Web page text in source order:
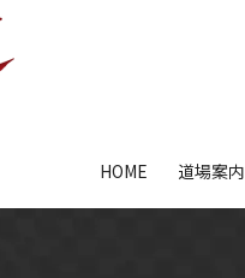
HOME 道場案内